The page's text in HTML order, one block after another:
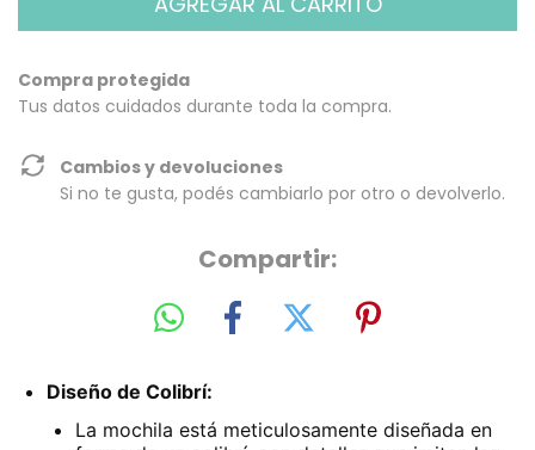
Compra protegida
Tus datos cuidados durante toda la compra.
Cambios y devoluciones
Si no te gusta, podés cambiarlo por otro o devolverlo.
Compartir:
Diseño de Colibrí:
La mochila está meticulosamente diseñada en